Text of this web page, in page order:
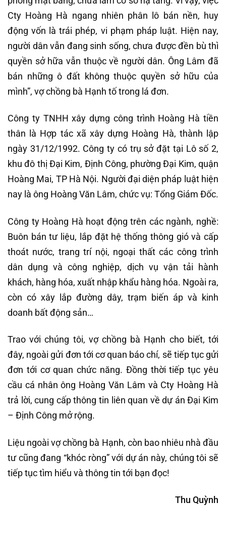
Cty Hoàng Hà ngang nhiên phân lô bán nền, huy
động vốn là trái phép, vi phạm pháp luật. Hiện nay,
người dân vẫn đang sinh sống, chưa được đền bù thì
quyền sở hữa vẫn thuộc về người dân. Ông Lâm đã
bán những ô đất không thuộc quyền sở hữu của
mình”, vợ chồng bà Hạnh tố trong lá đơn.
Công ty TNHH xây dựng công trình Hoàng Hà tiền
thân là Hợp tác xã xây dựng Hoàng Hà, thành lập
ngày 31/12/1992. Công ty có trụ sở đặt tại Lô số 2,
khu đô thị Đại Kim, Định Công, phường Đại Kim, quận
Hoàng Mai, TP Hà Nội. Người đại diện pháp luật hiện
nay là ông Hoàng Văn Lâm, chức vụ: Tổng Giám Đốc.
Công ty Hoàng Hà hoạt động trên các ngành, nghề:
Buôn bán tư liệu, lắp đặt hệ thống thông gió và cấp
thoát nước, trang trí nội, ngoại thất các công trình
dân dụng và công nghiệp, dịch vụ vận tải hành
khách, hàng hóa, xuất nhập khẩu hàng hóa. Ngoài ra,
còn có xây lắp đường dây, trạm biến áp và kinh
doanh bất động sản…
Trao với chúng tôi, vợ chồng bà Hạnh cho biết, tới
đây, ngoài gửi đơn tới cơ quan báo chí, sẽ tiếp tục gửi
đơn tới cơ quan chức năng. Đồng thời tiếp tục yêu
cầu cá nhân ông Hoàng Văn Lâm và Cty Hoàng Hà
trả lời, cung cấp thông tin liên quan về dự án Đại Kim
– Định Công mở rộng.
Liệu ngoài vợ chồng bà Hạnh, còn bao nhiêu nhà đầu
tư cũng đang “khóc ròng” với dự án này, chúng tôi sẽ
tiếp tục tìm hiểu và thông tin tới bạn đọc!
Thu Quỳnh